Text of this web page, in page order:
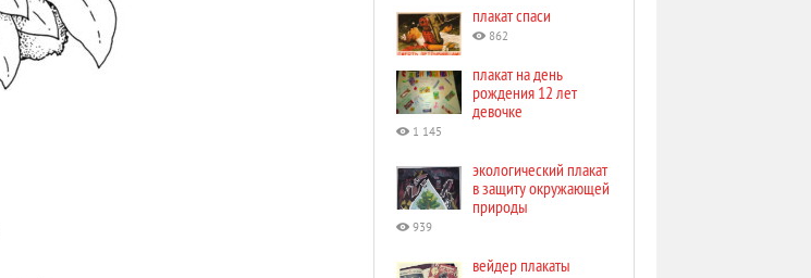
плакат спаси
862
плакат на день
рождения 12 лет
девочке
1 145
экологический плакат
в защиту окружающей
природы
939
вейдер плакаты